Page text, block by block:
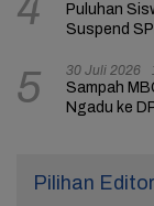
4
Puluhan
Suspend
5 30 Juli 2026
Sampah
Ngadu ke
Pilihan Editor